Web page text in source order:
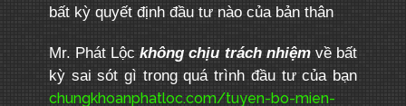
bất kỳ quyết định đầu tư nào của bản thân
Mr. Phát Lộckhông chịu trách nhiệmvề bất
kỳ sai sót gì trong quá trình đầu tư của bạn
chungkhoanphatloc.com/tuyen-bo-mien-